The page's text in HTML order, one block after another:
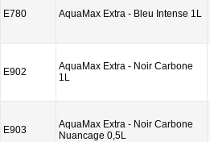
E780 AquaMax Extra - Bleu Intense 1L
E902
AquaMax Extra - Noir Carbone
1L
E903
AquaMax Extra - Noir Carbone
Nuancage 0,5L